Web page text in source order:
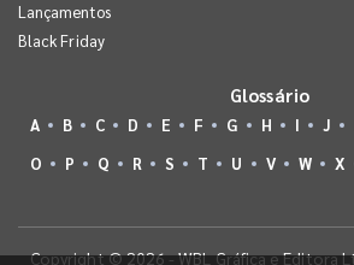
Lançamentos
Black Friday
Glossário
A B C D E F G H I J
O
P Q R S T U V W X
Copyright © 2026 - WBL Gráfica e Editora